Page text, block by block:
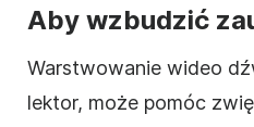
Aby wzbudzić
Warstwowanie wideo
lektor, może pomóc